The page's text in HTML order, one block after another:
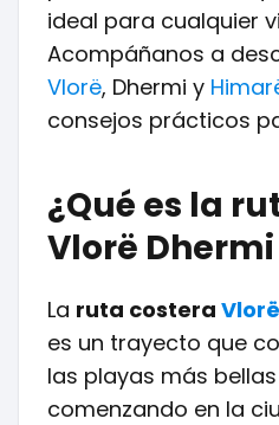
ideal para cualquier
Acompáñanos a
Vlorë, Dhermi y
consejos prácticos
¿Qué es la
Vlorë
La ruta costera Vlorë
es un trayecto que
las playas más
comenzando en la